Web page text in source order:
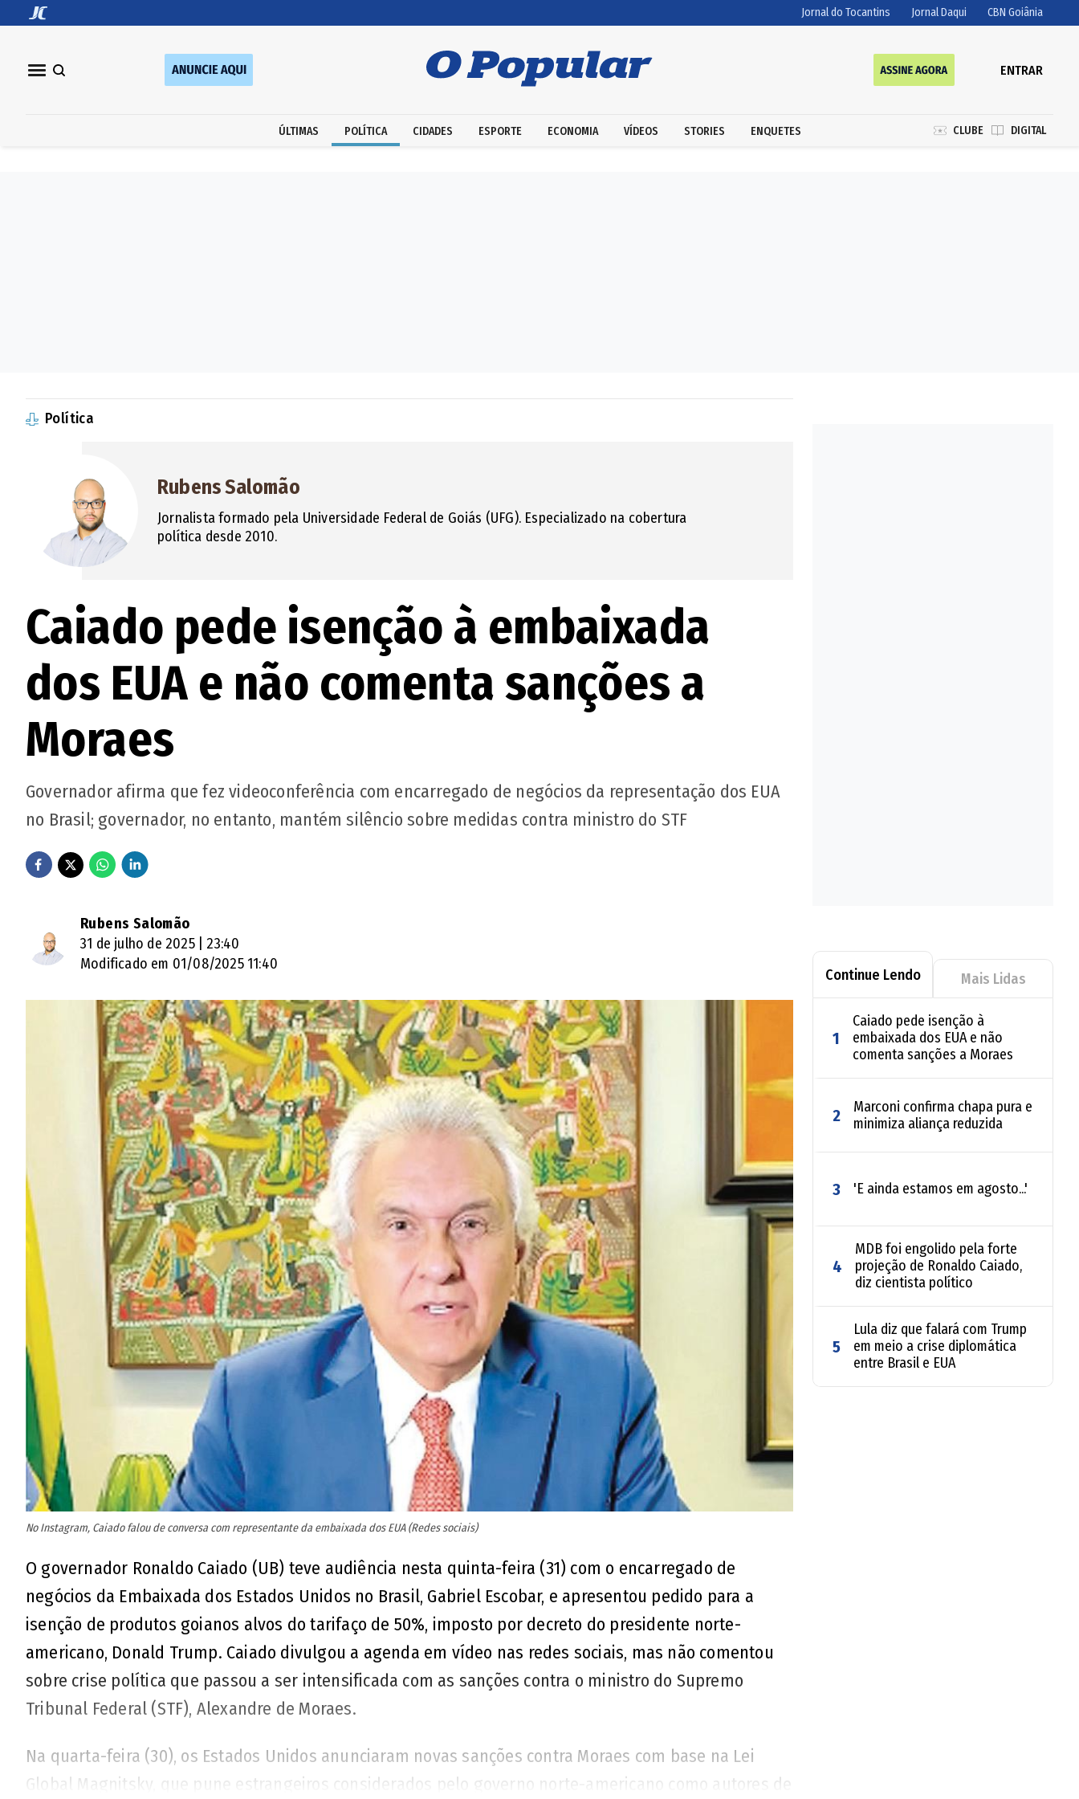
Jornal do Tocantins Jornal Daqui CBN Goiânia
ENTRAR
ÚLTIMAS POLÍTICA CIDADES ESPORTE ECONOMIA VÍDEOS STORIES ENQUETES CLUBE DIGITAL
Política
Rubens Salomão
Jornalista formado pela Universidade Federal de Goiás (UFG). Especializado na cobertura
política desde 2010.
Caiado pede isenção à embaixada
dos EUA e não comenta sanções a
Moraes
Governador afirma que fez videoconferência com encarregado de negócios da representação dos EUA
no Brasil; governador, no entanto, mantém silêncio sobre medidas contra ministro do STF
Rubens Salomão
31 de julho de 2025 | 23:40
Modificado em 01/08/2025 11:40
No Instagram, Caiado falou de conversa com representante da embaixada dos EUA (Redes sociais)
O governador Ronaldo Caiado (UB) teve audiência nesta quinta-feira (31) com o encarregado de
negócios da Embaixada dos Estados Unidos no Brasil, Gabriel Escobar, e apresentou pedido para a
isenção de produtos goianos alvos do tarifaço de 50%, imposto por decreto do presidente norte-
americano, Donald Trump. Caiado divulgou a agenda em vídeo nas redes sociais, mas não comentou
sobre crise política que passou a ser intensificada com as sanções contra o ministro do Supremo
Tribunal Federal (STF), Alexandre de Moraes.
Na quarta-feira (30), os Estados Unidos anunciaram novas sanções contra Moraes com base na Lei
Global Magnitsky, que pune estrangeiros considerados pelo governo norte-americano como autores de
Continue Lendo Mais Lidas
1
Caiado pede isenção à
embaixada dos EUA e não
comenta sanções a Moraes
2
Marconi confirma chapa pura e
minimiza aliança reduzida
3 'E ainda estamos em agosto...'
4
MDB foi engolido pela forte
projeção de Ronaldo Caiado,
diz cientista político
5
Lula diz que falará com Trump
em meio a crise diplomática
entre Brasil e EUA